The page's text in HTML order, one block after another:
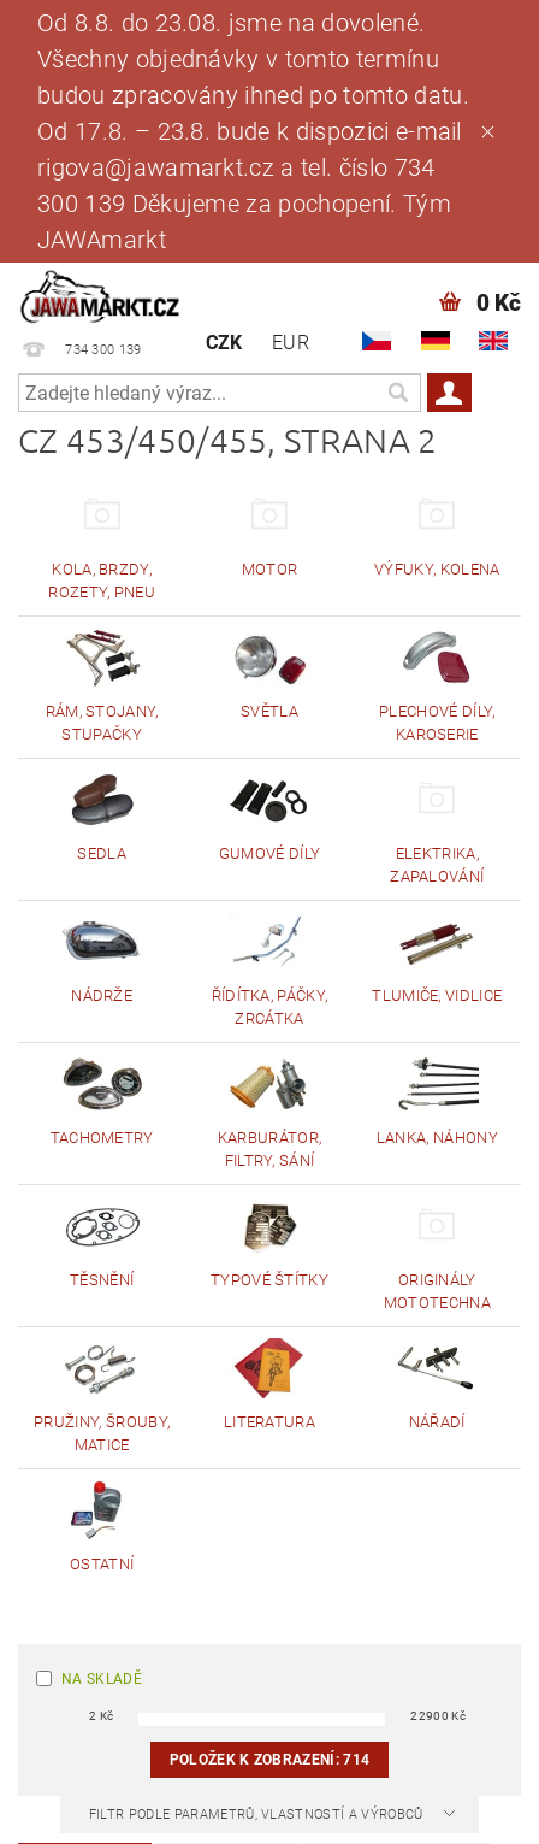
Od 8.8. do 23.08. jsme na dovolené.
Všechny objednávky v tomto termínu
budou zpracovány ihned po tomto datu.
Od 17.8. – 23.8. bude k dispozici e-mail
rigova@jawamarkt.cz a tel. číslo 734
300 139 Děkujeme za pochopení. Tým
JAWAmarkt
734 300 139 CZK EUR
0 Kč
CZ 453/450/455, STRANA 2
KOLA, BRZDY,
ROZETY, PNEU
MOTOR VÝFUKY, KOLENA
RÁM, STOJANY,
STUPAČKY
SVĚTLA
PLECHOVÉ DÍLY,
KAROSERIE
SEDLA GUMOVÉ DÍLY
ELEKTRIKA,
ZAPALOVÁNÍ
NÁDRŽE
ŘÍDÍTKA, PÁČKY,
ZRCÁTKA
TLUMIČE, VIDLICE
TACHOMETRY
KARBURÁTOR,
FILTRY, SÁNÍ
LANKA, NÁHONY
TĚSNĚNÍ TYPOVÉ ŠTÍTKY
ORIGINÁLY
MOTOTECHNA
PRUŽINY, ŠROUBY,
MATICE
LITERATURA NÁŘADÍ
OSTATNÍ
NA SKLADĚ
2 Kč 22900 Kč
POLOŽEK K ZOBRAZENÍ:714
FILTR PODLE PARAMETRŮ, VLASTNOSTÍ A VÝROBCŮ